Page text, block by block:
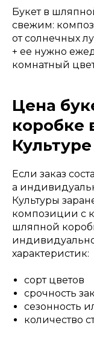
Букет в
свежим:
от солнечных
+ ее нужно
комнатный
Цена
коробке
Культуре
Если заказ
а
Культуры
композиции с
шляпной
характеристик:
сорт цветов
срочность
сезонность
количество